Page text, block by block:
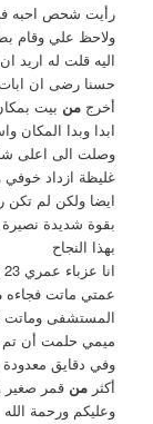
رأيت شحص احبه في
ولاحظ علي وقام
اليه قلت له اريد
أخرجمن بيت
ابدا وبدا المكان
وصلت الى اعلى
غليظة ازداد
ايضا ولكن لم
بقوة شديدة نصيرة
بهذا النجاح
عمتي ماتت فجاءه
المستشفى وماتت
ميمي حلمت أن
وفي دقايق
أكثرمن
وعليكم ورحمة الله